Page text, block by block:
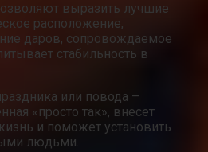
выразить лучшие
расположение,
даров, сопровождаемое
стабильность в
или повода –
«просто так», внесет
и поможет установить
людьми.